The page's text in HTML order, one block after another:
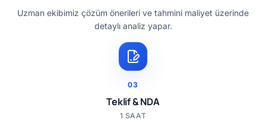
Uzman ekibimiz çözüm önerileri ve tahmini maliyet üzerinde
detaylı analiz yapar.
03
Teklif & NDA
1 SAAT